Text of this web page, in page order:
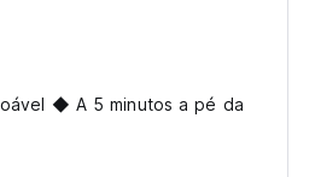
◆ A 5 minutos a pé da